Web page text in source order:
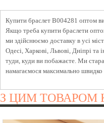
Купити браслет B004281 оптом
Якщо треба купити браслети
ми здійснюємо доставку в усі
Одесі, Харкові, Львові, Дніпрі
туди, куди ви побажаєте. Ми
намагаємося максимально швидко
З ЦИМ ТОВАРОМ